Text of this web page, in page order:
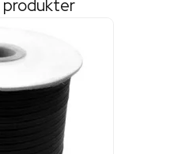
produkter